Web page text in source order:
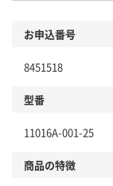
お申込番号
8451518
型番
11016A-001-25
商品の特徴